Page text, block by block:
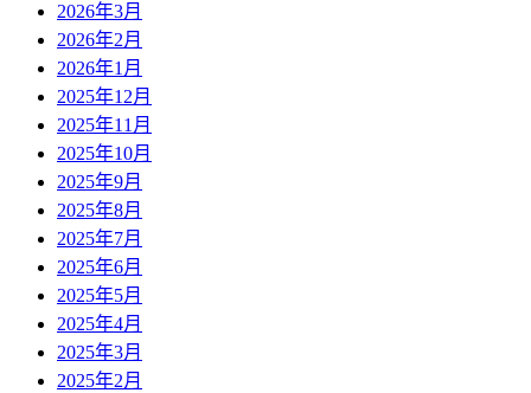
2026年3月
2026年2月
2026年1月
2025年12月
2025年11月
2025年10月
2025年9月
2025年8月
2025年7月
2025年6月
2025年5月
2025年4月
2025年3月
2025年2月